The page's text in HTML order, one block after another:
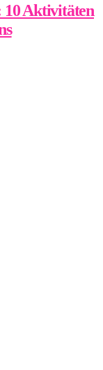
10 Aktivitäten